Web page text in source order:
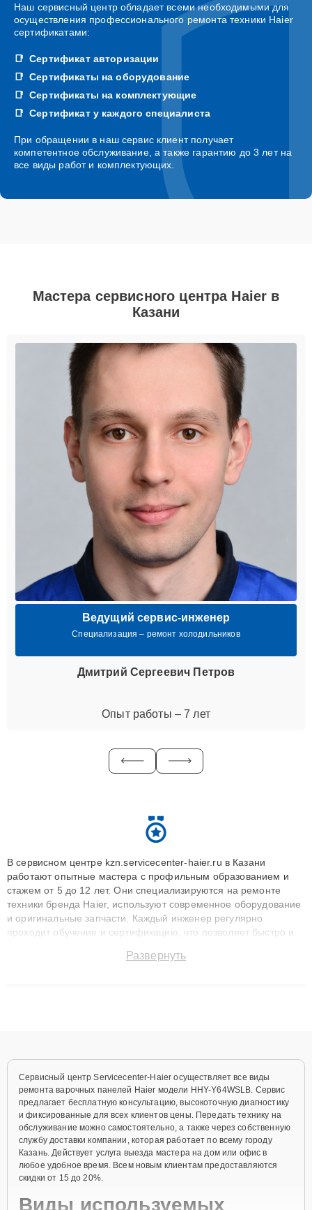
Наш сервисный центр обладает всеми необходимыми для
осуществления профессионального ремонта техники Haier
сертификатами:
Сертификат авторизации
Сертификаты на оборудование
Сертификаты на комплектующие
Сертификат у каждого специалиста
При обращении в наш сервис клиент получает
компетентное обслуживание, а также гарантию до 3 лет на
все виды работ и комплектующих.
Мастера сервисного центра Haier в
Казани
Ведущий сервис-инженер
Специализация – ремонт холодильников
Дмитрий Сергеевич Петров
Опыт работы – 7 лет
В сервисном центре kzn.servicecenter-haier.ru в Казани
работают опытные мастера с профильным образованием и
стажем от 5 до 12 лет. Они специализируются на ремонте
техники бренда Haier, используют современное оборудование
и оригинальные запчасти. Каждый инженер регулярно
проходит обучение и сертификацию, что позволяет быстро и
сохранением гарантии до 3 лет. Наши мастера решают
Развернуть
Сервисный центр Servicecenter-Haier осуществляет все виды
ремонта варочных панелей Haier модели HHY-Y64WSLB. Сервис
предлагает бесплатную консультацию, высокоточную диагностику
и фиксированные для всех клиентов цены. Передать технику на
обслуживание можно самостоятельно, а также через собственную
службу доставки компании, которая работает по всему городу
Казань. Действует услуга выезда мастера на дом или офис в
любое удобное время. Всем новым клиентам предоставляются
скидки от 15 до 20%.
Виды используемых